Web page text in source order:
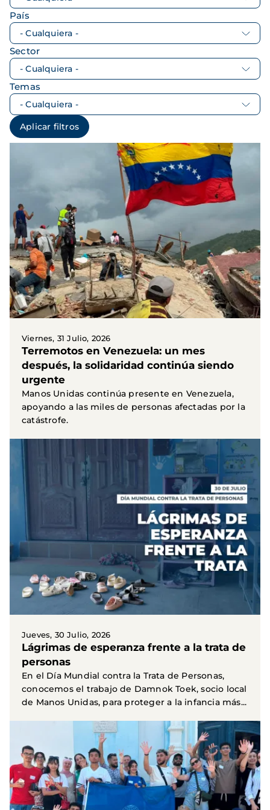
País
Sector
Temas
Viernes, 31 Julio, 2026
Terremotos en Venezuela: un mes
después, la solidaridad continúa siendo
urgente
Manos Unidas continúa presente en Venezuela,
apoyando a las miles de personas afectadas por la
catástrofe.
Jueves, 30 Julio, 2026
Lágrimas de esperanza frente a la trata de
personas
En el Día Mundial contra la Trata de Personas,
conocemos el trabajo de Damnok Toek, socio local
de Manos Unidas, para proteger a la infancia más...